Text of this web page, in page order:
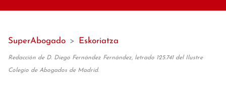
SuperAbogado > Eskoriatza
Redacción de D. Diego Fernández Fernández, letrado 125.741 del Ilustre
Colegio de Abogados de Madrid.